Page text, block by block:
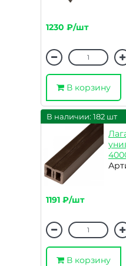
1230 ₽/шт
В корзину
В наличии: 182 шт
1191 ₽/шт
В корзину